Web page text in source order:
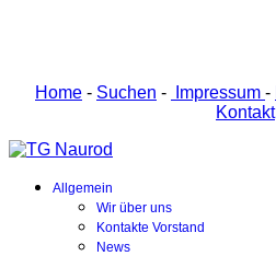
Home - Suchen - Impressum -
Kontakt
Allgemein
Wir über uns
Kontakte Vorstand
News